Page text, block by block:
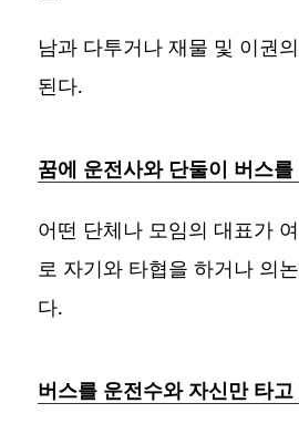
남과 다투거나 재물 및 이권
된다.
꿈에 운전사와 단둘이 버스
어떤 단체나 모임의 대표가
로 자기와 타협을 하거나 의
다.
버스를 운전수와 자신만 타고